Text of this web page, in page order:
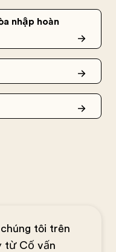
nhập hoàn
tôi trên
từ Cố vấn